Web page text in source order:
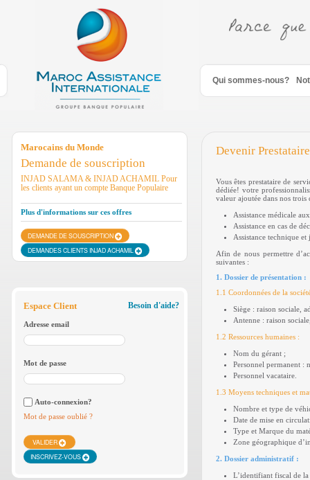
Qui sommes-nous?
Marocains du Monde
Demande de souscription
INJAD SALAMA & INJAD ACHAMIL Pour
les clients ayant un compte Banque Populaire
Plus d'informations sur ces offres
DEMANDE DE SOUSCRIPTION
DEMANDES CLIENTS INJAD ACHAMIL
Espace Client Besoin d'aide?
Adresse email
Mot de passe
Auto-connexion?
Mot de passe oublié ?
VALIDER
INSCRIVEZ-VOUS
Devenir Prestataire
Vous êtes prestataire de
dédiée! votre
valeur ajoutée dans nos
Assistance médicale
Assistance en cas de
Assistance technique
Afin de nous permettre
suivantes :
1. Dossier de présentation :
1.1 Coordonnées de la
Siège : raison sociale,
Antenne : raison
1.2 Ressources humaines :
Nom du gérant ;
Personnel permanent :
Personnel vacataire.
1.3 Moyens techniques et
Nombre et type de
Date de mise en
Type et Marque du
Zone géographique
2. Dossier administratif :
L’identifiant fiscal de la